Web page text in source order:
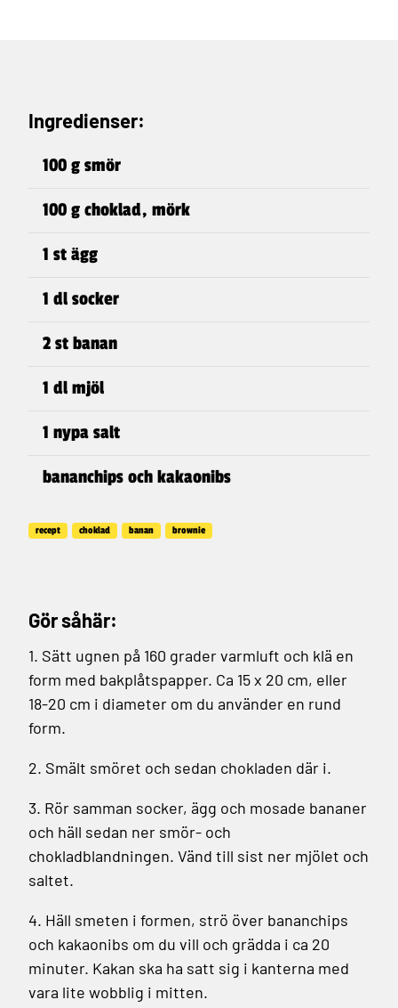
Ingredienser:
100 g smör
100 g choklad, mörk
1 st ägg
1 dl socker
2 st banan
1 dl mjöl
1 nypa salt
bananchips och kakaonibs
recept choklad banan brownie
Gör såhär:
1. Sätt ugnen på 160 grader varmluft och klä en
form med bakplåtspapper. Ca 15 x 20 cm, eller
18-20 cm i diameter om du använder en rund
form.
2. Smält smöret och sedan chokladen där i.
3. Rör samman socker, ägg och mosade bananer
och häll sedan ner smör- och
chokladblandningen. Vänd till sist ner mjölet och
saltet.
4. Häll smeten i formen, strö över bananchips
och kakaonibs om du vill och grädda i ca 20
minuter. Kakan ska ha satt sig i kanterna med
vara lite wobblig i mitten.